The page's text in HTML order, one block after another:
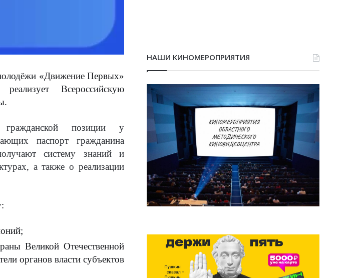
«Движение Первых»
Всероссийскую
.
позиции у
паспорт гражданина
систему знаний и
а также о реализации
:
Великой Отечественной
органов власти субъектов
НАШИ КИНОМЕРОПРИЯТИЯ